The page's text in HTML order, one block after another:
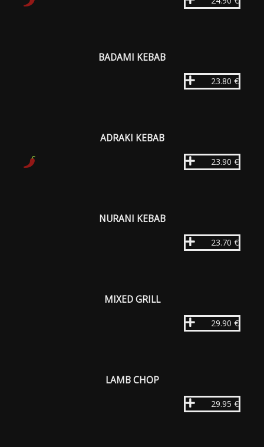
BADAMI KEBAB
23.80 €
ADRAKI KEBAB
23.90 €
NURANI KEBAB
23.70 €
MIXED GRILL
29.90 €
LAMB CHOP
29.95 €